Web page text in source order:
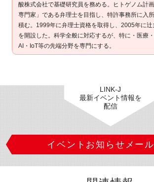
酸株式会社で基礎研究員を務める。ヒトゲノム計
専門家」である弁理士を目指し、特許事務所に入
積む。1999年に弁理士資格を取得し、2005年に
を開設した。科学全般に対応するが、特に・医療
AI・IoT等の先端分野を専門にする。
LINK-J
最新イベント情報を
配信
イベントお知らせメー